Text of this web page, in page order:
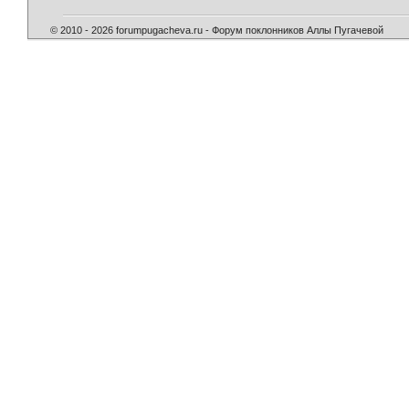
© 2010 - 2026 forumpugacheva.ru - Форум поклонников Аллы Пугачевой